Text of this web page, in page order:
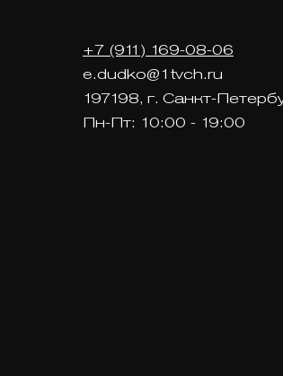
+7 (911) 169-08-06
e.dudko@1tvch.ru
197198, г. Санкт-
Пн-Пт: 10:00 - 19:00